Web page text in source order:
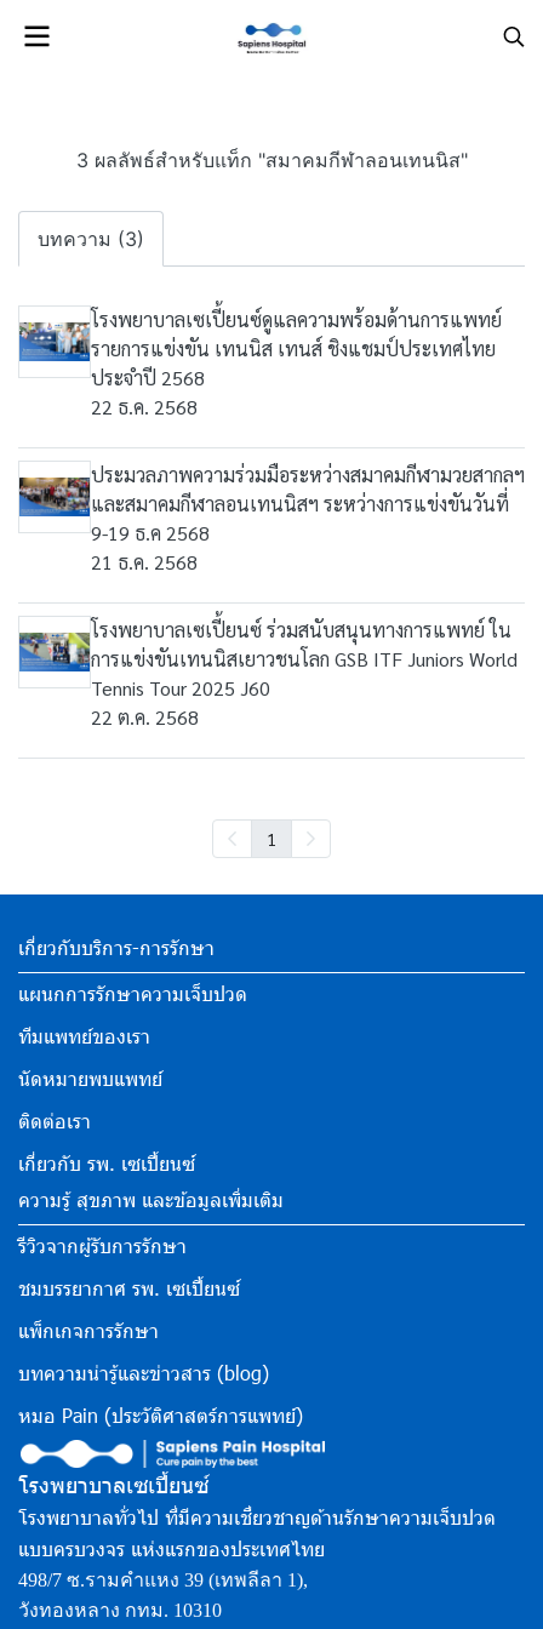
3 ผลลัพธ์สำหรับแท็ก "สมาคมกีฬาลอนเทนนิส"
บทความ (3)
โรงพยาบาลเซเปี้ยนซ์ดูแลความพร้อมด้านการแพทย์
รายการแข่งขัน เทนนิส เทนส์ ชิงแชมป์ประเทศไทย
ประจำปี 2568
22 ธ.ค. 2568
ประมวลภาพความร่วมมือระหว่างสมาคมกีฬามวยสากลฯ
และสมาคมกีฬาลอนเทนนิสฯ ระหว่างการแข่งขันวันที่
9-19 ธ.ค 2568
21 ธ.ค. 2568
โรงพยาบาลเซเปี้ยนซ์ ร่วมสนับสนุนทางการแพทย์ ใน
การแข่งขันเทนนิสเยาวชนโลก GSB ITF Juniors World
Tennis Tour 2025 J60
22 ต.ค. 2568
1
เกี่ยวกับบริการ-การรักษา
แผนกการรักษาความเจ็บปวด
ทีมแพทย์ของเรา
นัดหมายพบแพทย์
ติดต่อเรา
เกี่ยวกับ รพ. เซเปี้ยนซ์
ความรู้ สุขภาพ และข้อมูลเพิ่มเติม
รีวิวจากผู้รับการรักษา
ชมบรรยากาศ รพ. เซเปี้ยนซ์
แพ็กเกจการรักษา
บทความน่ารู้และข่าวสาร (blog)
หมอ Pain (ประวัติศาสตร์การแพทย์)
โรงพยาบาลเซเปี้ยนซ์
โรงพยาบาลทั่วไป ที่มีความเชี่ยวชาญด้านรักษาความเจ็บปวด
แบบครบวงจร แห่งแรกของประเทศไทย
498/7 ซ.รามคำแหง 39 (เทพลีลา 1),
วังทองหลาง กทม. 10310